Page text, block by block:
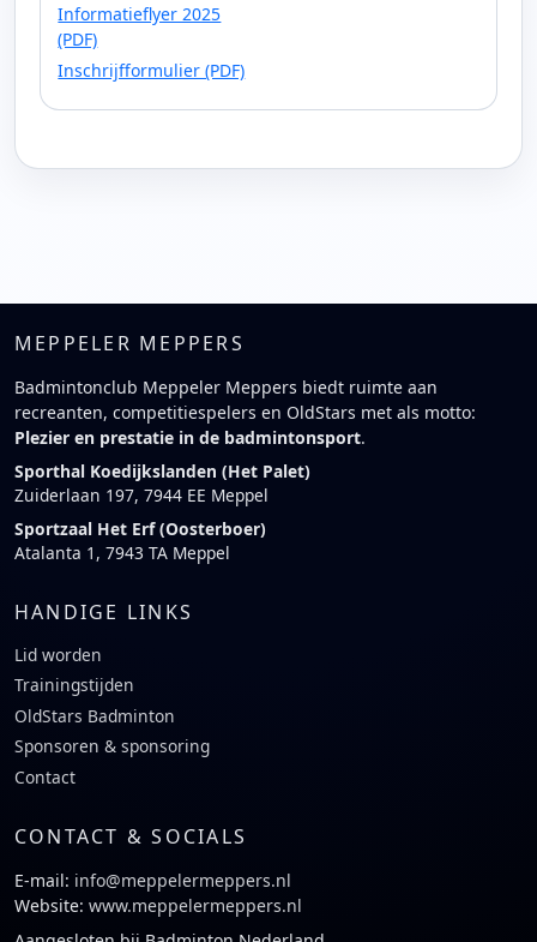
Informatieflyer 2025
(PDF)
Inschrijfformulier (PDF)
MEPPELER MEPPERS
Badmintonclub Meppeler Meppers biedt ruimte aan
recreanten, competitiespelers en OldStars met als motto:
Plezier en prestatie in de badmintonsport.
Sporthal Koedijkslanden (Het Palet)
Zuiderlaan 197, 7944 EE Meppel
Sportzaal Het Erf (Oosterboer)
Atalanta 1, 7943 TA Meppel
HANDIGE LINKS
Lid worden
Trainingstijden
OldStars Badminton
Sponsoren & sponsoring
Contact
CONTACT & SOCIALS
E-mail: info@meppelermeppers.nl
Website: www.meppelermeppers.nl